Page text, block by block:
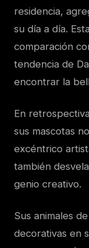
residencia,
su día a día.
comparación
tendencia de
encontrar la
En
sus mascotas
excéntrico
también
genio creativo.
Sus animales
decorativas en